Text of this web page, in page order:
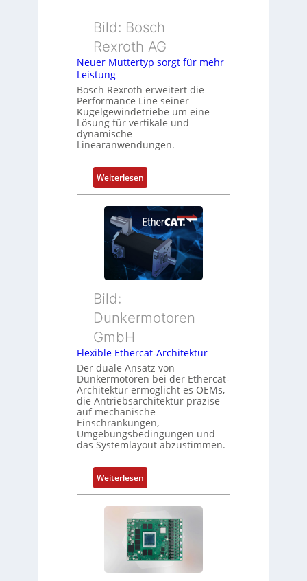
m
s
u
n
g
n
d
Z
u
s
t
a
s
e
w
a
c
h
u
n
g
e
k
m
b
i
i
r
t
P
o
s
i
s
s
u
n
g
u
n
Z
u
s
t
a
n
d
Bild: Bosch
Rexroth AG
Neuer Muttertyp sorgt für mehr
Leistung
Bosch Rexroth erweitert die
Performance Line seiner
Kugelgewindetriebe um eine
Lösung für vertikale und
dynamische
Linearanwendungen.
Weiterlesen:
N
e
u
e
u
e
t
y
p
s
o
r
g
t
f
ü
r
m
e
h
r
Bild:
Dunkermotoren
GmbH
Flexible Ethercat-Architektur
Der duale Ansatz von
Dunkermotoren bei der Ethercat-
Architektur ermöglicht es OEMs,
die Antriebsarchitektur präzise
auf mechanische
Einschränkungen,
Umgebungsbedingungen und
das Systemlayout abzustimmen.
Weiterlesen:
F
l
e
x
i
b